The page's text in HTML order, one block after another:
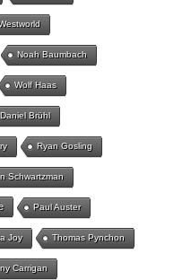
Noah Baumbach
Wolf Haas
Daniel Brühl
Ryan Gosling
Schwartzman
Paul Auster
Joy Thomas Pynchon
Carrigan